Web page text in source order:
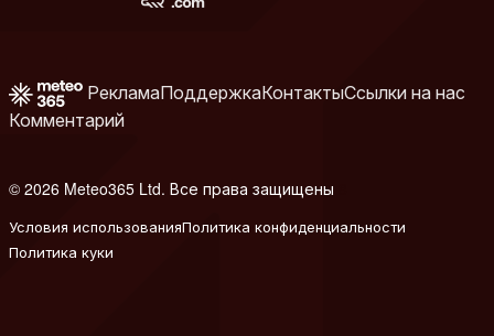
РекламаПоддержкаКонтактыСсылки на нас
Комментарий
© 2026 Meteo365 Ltd. Все права защищены
Условия использованияПолитика конфиденциальности
Политика куки